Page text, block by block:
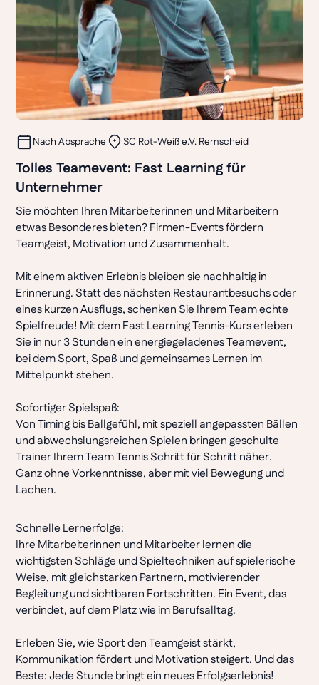
Nach Absprache SC Rot-Weiß e.V. Remscheid
Tolles Teamevent: Fast Learning für
Unternehmer
Sie möchten Ihren Mitarbeiterinnen und Mitarbeitern
etwas Besonderes bieten? Firmen-Events fördern
Teamgeist, Motivation und Zusammenhalt.
Mit einem aktiven Erlebnis bleiben sie nachhaltig in
Erinnerung. Statt des nächsten Restaurantbesuchs oder
eines kurzen Ausflugs, schenken Sie Ihrem Team echte
Spielfreude! Mit dem Fast Learning Tennis-Kurs erleben
Sie in nur 3 Stunden ein energiegeladenes Teamevent,
bei dem Sport, Spaß und gemeinsames Lernen im
Mittelpunkt stehen.
Sofortiger Spielspaß:
Von Timing bis Ballgefühl, mit speziell angepassten Bällen
und abwechslungsreichen Spielen bringen geschulte
Trainer Ihrem Team Tennis Schritt für Schritt näher.
Ganz ohne Vorkenntnisse, aber mit viel Bewegung und
Lachen.
Schnelle Lernerfolge:
Ihre Mitarbeiterinnen und Mitarbeiter lernen die
wichtigsten Schläge und Spieltechniken auf spielerische
Weise, mit gleichstarken Partnern, motivierender
Begleitung und sichtbaren Fortschritten. Ein Event, das
verbindet, auf dem Platz wie im Berufsalltag.
Erleben Sie, wie Sport den Teamgeist stärkt,
Kommunikation fördert und Motivation steigert. Und das
Beste: Jede Stunde bringt ein neues Erfolgserlebnis!